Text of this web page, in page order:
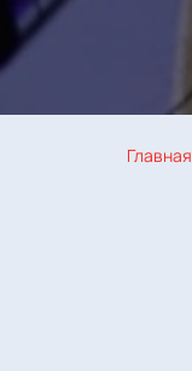
Главная